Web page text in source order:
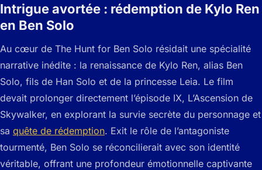
Intrigue avortée : rédemption de Kylo Ren
en Ben Solo
Au cœur de The Hunt for Ben Solo résidait une spécialité
narrative inédite : la renaissance de Kylo Ren, alias Ben
Solo, fils de Han Solo et de la princesse Leia. Le film
devait prolonger directement l’épisode IX, L’Ascension de
Skywalker, en explorant la survie secrète du personnage et
sa quête de rédemption. Exit le rôle de l’antagoniste
tourmenté, Ben Solo se réconcilierait avec son identité
véritable, offrant une profondeur émotionnelle captivante